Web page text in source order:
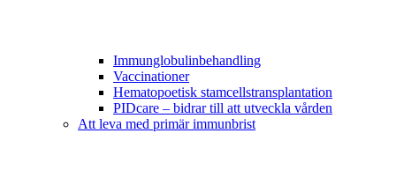
Immunglobulinbehandling
Vaccinationer
Hematopoetisk stamcellstransplantation
PIDcare – bidrar till att utveckla vården
Att leva med primär immunbrist